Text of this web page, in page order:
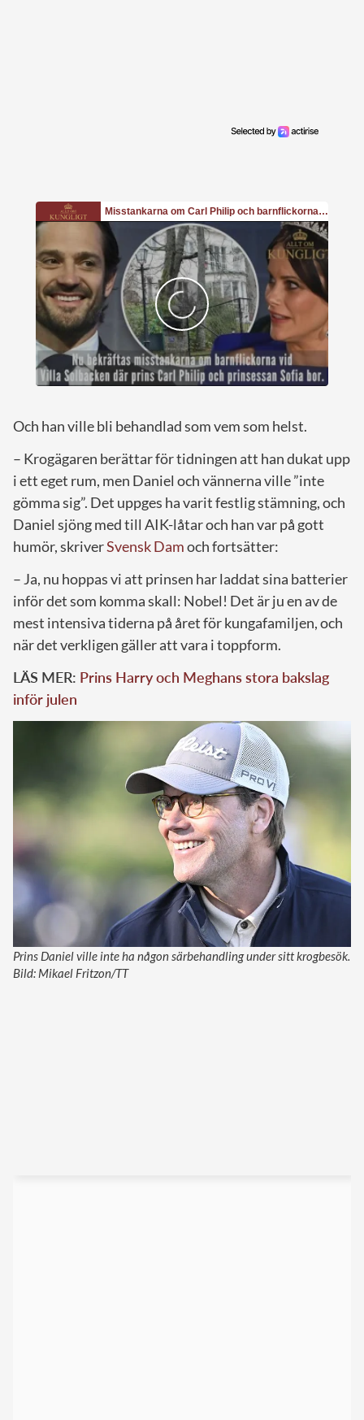
Och han ville bli behandlad som vem som helst.
– Krogägaren berättar för tidningen att han dukat upp
i ett eget rum, men Daniel och vännerna ville ”inte
gömma sig”. Det uppges ha varit festlig stämning, och
Daniel sjöng med till AIK-låtar och han var på gott
humör, skriverSvensk Damoch fortsätter:
– Ja, nu hoppas vi att prinsen har laddat sina batterier
inför det som komma skall: Nobel! Det är ju en av de
mest intensiva tiderna på året för kungafamiljen, och
när det verkligen gäller att vara i toppform.
LÄS MER: Prins Harry och Meghans stora bakslag
inför julen
Prins Daniel ville inte ha någon särbehandling under sitt krogbesök.
Bild: Mikael Fritzon/TT